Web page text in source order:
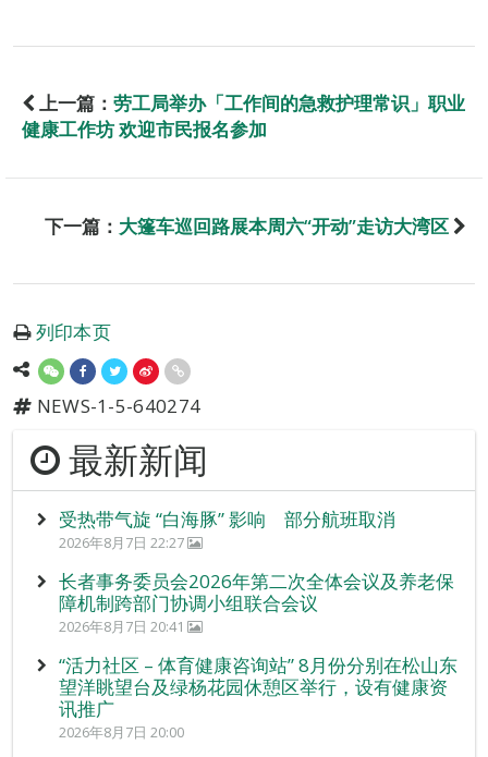
上一篇： 劳工局举办「工作间的急救护理常识」职业
健康工作坊 欢迎市民报名参加
下一篇： 大篷车巡回路展本周六“开动”走访大湾区
列印本页
NEWS-1-5-640274
最新新闻
受热带气旋 “白海豚” 影响 部分航班取消
2026年8月7日 22:27
长者事务委员会2026年第二次全体会议及养老保
障机制跨部门协调小组联合会议
2026年8月7日 20:41
“活力社区 – 体育健康咨询站” 8月份分别在松山东
望洋眺望台及绿杨花园休憩区举行，设有健康资
讯推广
2026年8月7日 20:00